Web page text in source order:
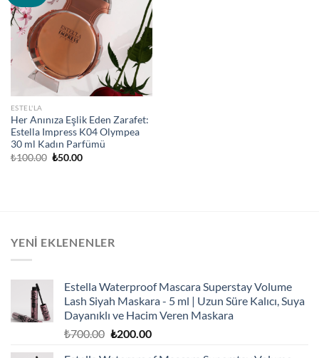
ESTEL'LA
Her Anınıza Eşlik Eden Zarafet:
Estella Impress K04 Olympea
30 ml Kadın Parfümü
₺100.00 Orijinal
₺50.00Şu
YENI EKLENENLER
Estella Waterproof Mascara Superstay Volume
Lash Siyah Maskara - 5 ml | Uzun Süre Kalıcı, Suya
Dayanıklı ve Hacim Veren Maskara
₺700.00 Orijinal
₺200.00Şu